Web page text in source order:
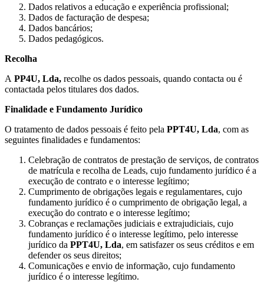
Dados relativos a educação e experiência profissional;
Dados de facturação de despesa;
Dados bancários;
Dados pedagógicos.
Recolha
A PP4U, Lda, recolhe os dados pessoais, quando contacta ou é
contactada pelos titulares dos dados.
Finalidade e Fundamento Jurídico
O tratamento de dados pessoais é feito pela PPT4U, Lda, com as
seguintes finalidades e fundamentos:
Celebração de contratos de prestação de serviços, de contratos
de matrícula e recolha de Leads, cujo fundamento jurídico é a
execução de contrato e o interesse legítimo;
Cumprimento de obrigações legais e regulamentares, cujo
fundamento jurídico é o cumprimento de obrigação legal, a
execução do contrato e o interesse legítimo;
Cobranças e reclamações judiciais e extrajudiciais, cujo
fundamento jurídico é o interesse legítimo, pelo interesse
jurídico da PPT4U, Lda, em satisfazer os seus créditos e em
defender os seus direitos;
Comunicações e envio de informação, cujo fundamento
jurídico é o interesse legítimo.